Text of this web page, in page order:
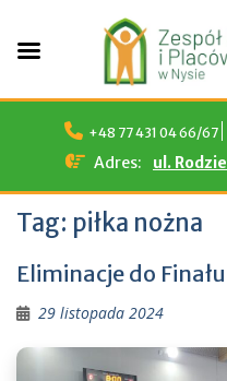
Skip
+48 77 431 04 66/67
Adres: ul.
Tag: piłka nożna
Eliminacje do
29 listopada 2024